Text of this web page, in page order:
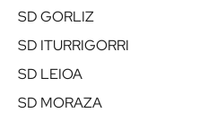
SD GORLIZ
SD ITURRIGORRI
SD LEIOA
SD MORAZA